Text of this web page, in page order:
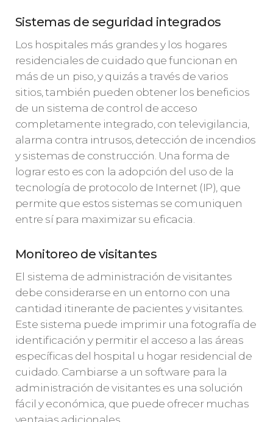
Sistemas de seguridad integrados
Los hospitales más grandes y los hogares
residenciales de cuidado que funcionan en
más de un piso, y quizás a través de varios
sitios, también pueden obtener los beneficios
de un sistema de control de acceso
completamente integrado, con televigilancia,
alarma contra intrusos, detección de incendios
y sistemas de construcción. Una forma de
lograr esto es con la adopción del uso de la
tecnología de protocolo de Internet (IP), que
permite que estos sistemas se comuniquen
entre sí para maximizar su eficacia.
Monitoreo de visitantes
El sistema de administración de visitantes
debe considerarse en un entorno con una
cantidad itinerante de pacientes y visitantes.
Este sistema puede imprimir una fotografía de
identificación y permitir el acceso a las áreas
específicas del hospital u hogar residencial de
cuidado. Cambiarse a un software para la
administración de visitantes es una solución
fácil y económica, que puede ofrecer muchas
ventajas adicionales.